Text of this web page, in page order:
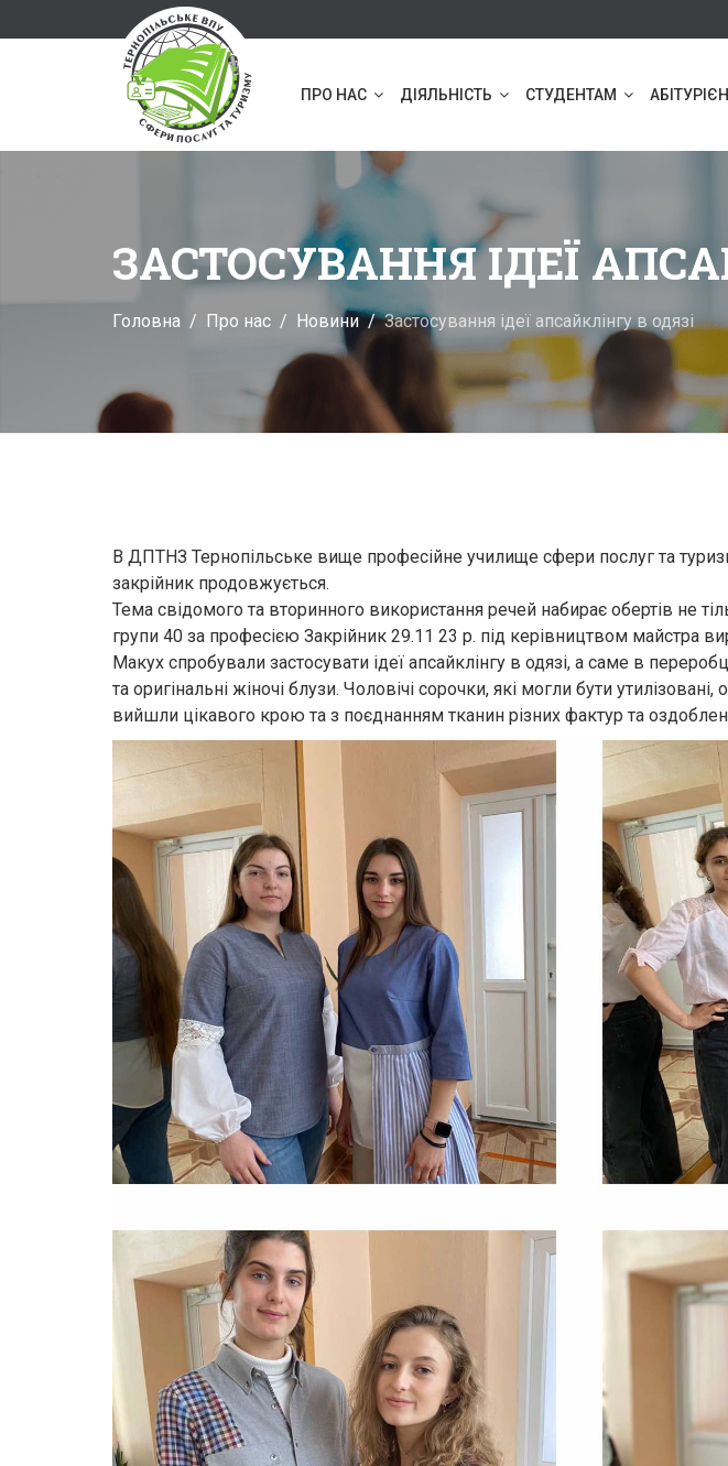
ПРО НАС ДІЯЛЬНІСТЬ СТУДЕНТАМ
ЗАСТОСУВАННЯ ІДЕЇ
Головна Про нас Новини Застосування ідеї апсайклінгу в одязі
В ДПТНЗ Тернопільське вище професійне училище сфери послуг та
закрійник продовжується.
Тема свідомого та вторинного використання речей набирає обертів не
групи 40 за професією Закрійник 29.11 23 р. під керівництвом майстра
Макух спробували застосувати ідеї апсайклінгу в одязі, а саме в
та оригінальні жіночі блузи. Чоловічі сорочки, які могли бути
вийшли цікавого крою та з поєднанням тканин різних фактур та